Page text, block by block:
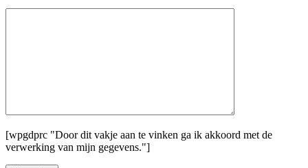
[wpgdprc "Door dit vakje aan te vinken ga ik akkoord met de
verwerking van mijn gegevens."]